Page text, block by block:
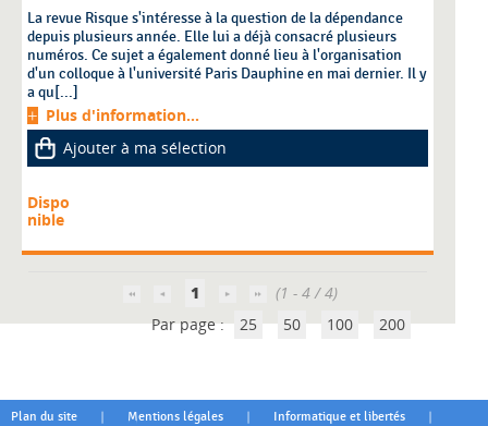
La revue Risque s'intéresse à la question de la dépendance
depuis plusieurs année. Elle lui a déjà consacré plusieurs
numéros. Ce sujet a également donné lieu à l'organisation
d'un colloque à l'université Paris Dauphine en mai dernier. Il y
a qu[...]
Plus d'information...
Ajouter à ma sélection
Dispo
nible
1
(1 - 4 / 4)
Par page : 25 50 100 200
Plan du site | Mentions légales | Informatique et libertés |